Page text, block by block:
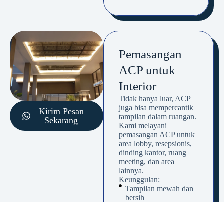
Kirim Pesan
Sekarang
Pemasangan
ACP untuk
Interior
Tidak hanya luar, ACP
juga bisa mempercantik
tampilan dalam ruangan.
Kami melayani
pemasangan ACP untuk
area lobby, resepsionis,
dinding kantor, ruang
meeting, dan area
lainnya.
Keunggulan:
Tampilan mewah dan
bersih